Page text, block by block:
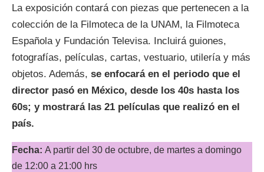
La exposición contará con piezas que pertenecen a la
colección de la Filmoteca de la UNAM, la Filmoteca
Española y Fundación Televisa. Incluirá guiones,
fotografías, películas, cartas, vestuario, utilería y más
objetos. Además, se enfocará en el periodo que el
director pasó en México, desde los 40s hasta los
60s; y mostrará las 21 películas que realizó en el
país.
Fecha: A partir del 30 de octubre, de martes a domingo
de 12:00 a 21:00 hrs